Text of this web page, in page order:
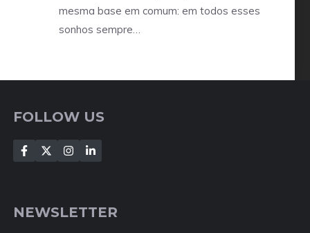
mesma base em comum: em todos esses
sonhos sempre…
FOLLOW US
NEWSLETTER